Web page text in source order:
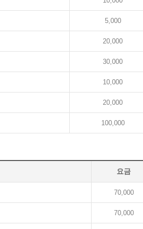
5,000
20,000
30,000
10,000
20,000
100,000
요금
70,000
70,000